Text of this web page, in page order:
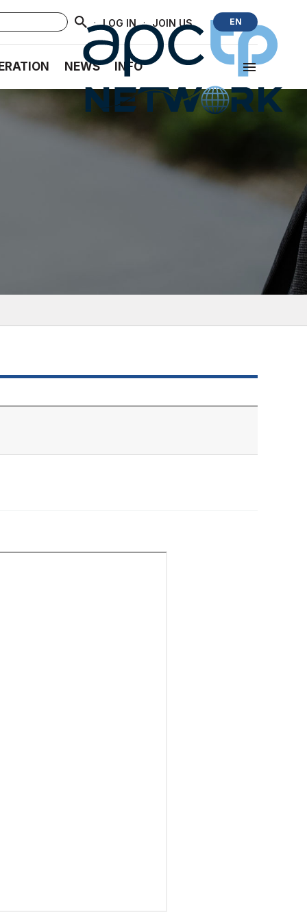
· LOG IN · JOIN US EN
NEWS INFO